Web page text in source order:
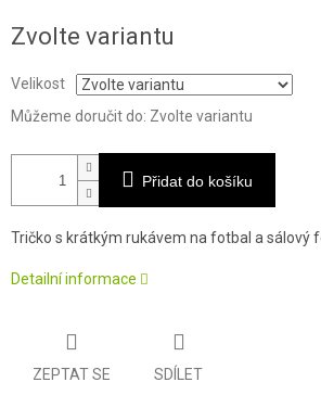
cena:
Zvolte variantu
Velikost
Můžeme doručit do: Zvolte variantu
Přidat do košíku
Tričko s krátkým rukávem na fotbal a sálový
Detailní informace
ZEPTAT SE SDÍLET